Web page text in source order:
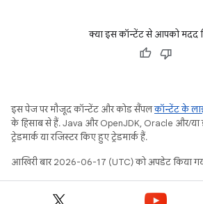
क्या इस कॉन्टेंट से आपको मदद
इस पेज पर मौजूद कॉन्टेंट और कोड सैंपलकॉन्टेंट के
के हिसाब से हैं. Java और OpenJDK, Oracle और/
ट्रेडमार्क या रजिस्टर किए हुए ट्रेडमार्क हैं.
आखिरी बार 2026-06-17 (UTC) को अपडेट किया